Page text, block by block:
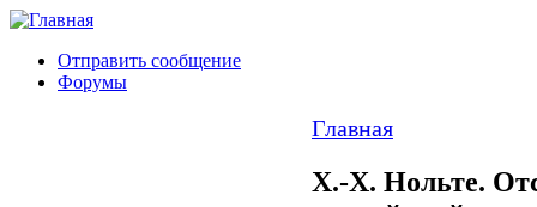
Отправить сообщение
Форумы
Главная
Х.-Х. Нольте.